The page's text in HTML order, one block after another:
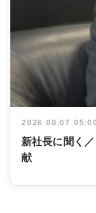
2026.08.07 05:00
新社長に聞く
献